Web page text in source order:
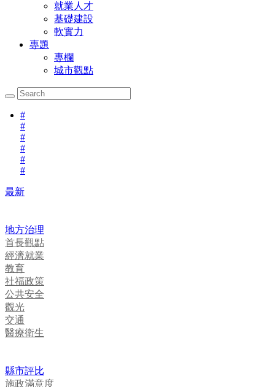
就業人才
基礎建設
軟實力
專題
專欄
城市觀點
#
#
#
#
#
#
最新
地方治理
首長觀點
經濟就業
教育
社福政策
公共安全
觀光
交通
醫療衛生
縣市評比
施政滿意度